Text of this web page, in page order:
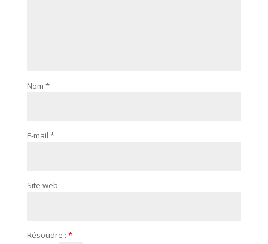
Nom *
E-mail *
Site web
Résoudre : *